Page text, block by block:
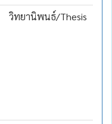
วิทยานิพนธ์/Thesis